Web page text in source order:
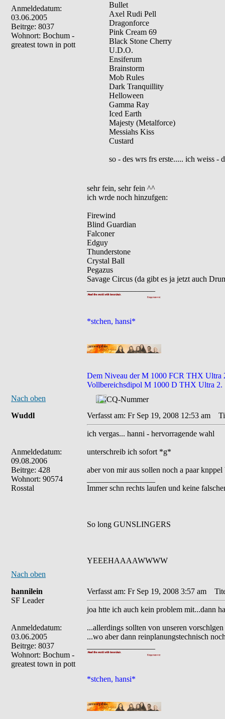
Anmeldedatum:
03.06.2005
Beitrge: 8037
Wohnort: Bochum -
greatest town in pott
Bullet
Axel Rudi Pell
Dragonforce
Pink Cream 69
Black Stone Cherry
U.D.O.
Ensiferum
Brainstorm
Mob Rules
Dark Tranquillity
Helloween
Gamma Ray
Iced Earth
Majesty (Metalforce)
Messiahs Kiss
Custard
so - des wrs frs erste..... ich weiss -
sehr fein, sehr fein ^^
ich wrde noch hinzufgen:
Firewind
Blind Guardian
Falconer
Edguy
Thunderstone
Crystal Ball
Pegazus
Savage Circus (da gibt es ja jetzt auch
*stchen, hansi*
Dem Niveau der M 1000 FCR THX Ultra
Vollbereichsdipol M 1000 D THX Ultra 2.
Nach oben
Wuddl
Anmeldedatum:
09.08.2006
Beitrge: 428
Wohnort: 90574
Rosstal
Verfasst am: Fr Sep 19, 2008 12:53 am
ich vergas... hanni - hervorragende wahl
unterschreib ich sofort *g*
aber von mir aus sollen noch a paar
Immer schn rechts laufen und keine
So long GUNSLINGERS
YEEEHAAAAWWWW
Nach oben
hannilein
SF Leader
Anmeldedatum:
03.06.2005
Beitrge: 8037
Wohnort: Bochum -
greatest town in pott
Verfasst am: Fr Sep 19, 2008 3:57 am
joa htte ich auch kein problem mit...dann
...allerdings sollten von unseren
...wo aber dann reinplanungstechnisch
*stchen, hansi*